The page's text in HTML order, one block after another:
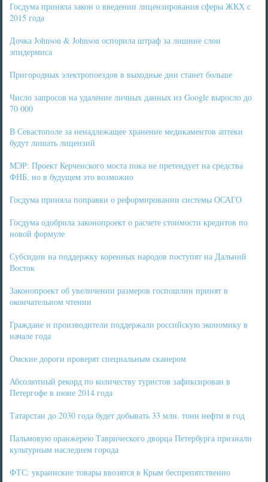
Госдума приняла закон о введении лицензирования сферы ЖКХ с
2015 года
Дочка Johnson & Johnson оспорила штраф за лишние слои
эпидермиса
Пригородных электропоездов в выходные дни станет больше
Число запросов на удаление личных данных из Google выросло до
70 000
В Севастополе за ненадлежащее хранение медикаментов аптеки
будут лишать лицензий
МЭР: Проект Керченского моста пока не претендует на средства
ФНБ, но в будущем это возможно
Госдума приняла поправки о реформировании системы ОСАГО
Госдума одобрила законопроект о расчете стоимости кредитов по
новой формуле
Субсидии на поддержку коренных народов поступят на Дальний
Восток
Законопроект об увеличении размеров госпошлин принят в
окончательном чтении
Граждане и производители поддержали российскую экономику в
начале года
Омские дороги проверят специальным сканером
Абсолютный рекорд по количеству туристов зафиксирован в
Петергофе в июне 2014 года
Татарстан до 2030 года будет добывать 33 млн. тонн нефти в год
Пальмовую оранжерею Таврического дворца Петербурга признали
культурным наследием города
ФТС: украинские товары ввозятся в Крым беспрепятственно